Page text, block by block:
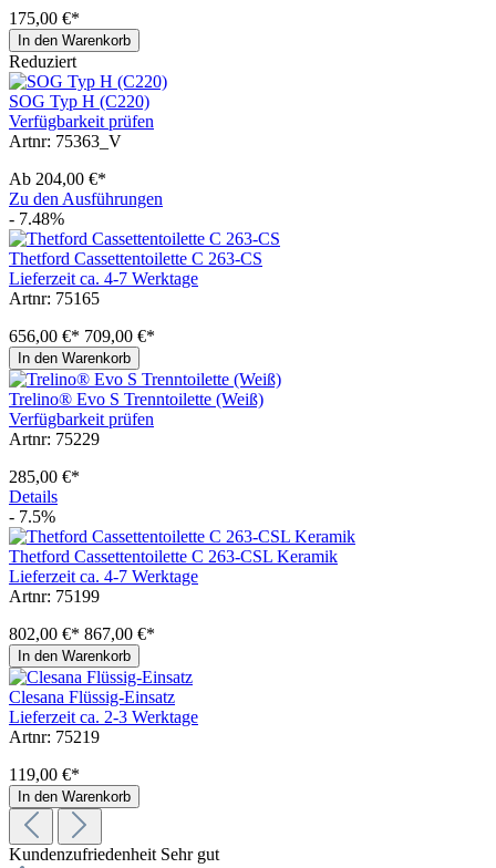
175,00 €*
In den Warenkorb
Reduziert
SOG Typ H (C220)
Verfügbarkeit prüfen
Artnr: 75363_V
Ab 204,00 €*
Zu den Ausführungen
- 7.48%
Thetford Cassettentoilette C 263-CS
Lieferzeit ca. 4-7 Werktage
Artnr: 75165
656,00 €* 709,00 €*
In den Warenkorb
Trelino® Evo S Trenntoilette (Weiß)
Verfügbarkeit prüfen
Artnr: 75229
285,00 €*
Details
- 7.5%
Thetford Cassettentoilette C 263-CSL Keramik
Lieferzeit ca. 4-7 Werktage
Artnr: 75199
802,00 €* 867,00 €*
In den Warenkorb
Clesana Flüssig-Einsatz
Lieferzeit ca. 2-3 Werktage
Artnr: 75219
119,00 €*
In den Warenkorb
Kundenzufriedenheit Sehr gut